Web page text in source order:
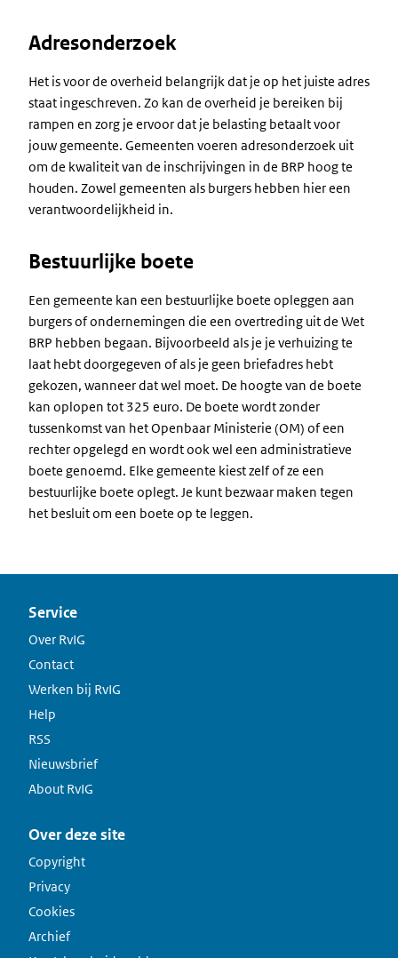
Adresonderzoek
Het is voor de overheid belangrijk dat je op het juiste adres
staat ingeschreven. Zo kan de overheid je bereiken bij
rampen en zorg je ervoor dat je belasting betaalt voor
jouw gemeente. Gemeenten voeren adresonderzoek uit
om de kwaliteit van de inschrijvingen in de BRP hoog te
houden. Zowel gemeenten als burgers hebben hier een
verantwoordelijkheid in.
Bestuurlijke boete
Een gemeente kan een bestuurlijke boete opleggen aan
burgers of ondernemingen die een overtreding uit de Wet
BRP hebben begaan. Bijvoorbeeld als je je verhuizing te
laat hebt doorgegeven of als je geen briefadres hebt
gekozen, wanneer dat wel moet. De hoogte van de boete
kan oplopen tot 325 euro. De boete wordt zonder
tussenkomst van het Openbaar Ministerie (OM) of een
rechter opgelegd en wordt ook wel een administratieve
boete genoemd. Elke gemeente kiest zelf of ze een
bestuurlijke boete oplegt. Je kunt bezwaar maken tegen
het besluit om een boete op te leggen.
Service
Over RvIG
Contact
Werken bij RvIG
Help
RSS
Nieuwsbrief
About RvIG
Over deze site
Copyright
Privacy
Cookies
Archief